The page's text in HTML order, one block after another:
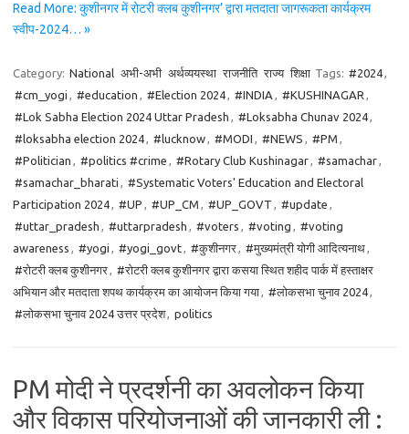
Read More: कुशीनगर में रोटरी क्लब कुशीनगर’ द्वारा मतदाता जागरूकता कार्यक्रम
स्वीप-2024… »
Category: National अभी-अभी अर्थव्ययस्था राजनीति राज्य शिक्षा Tags: #2024,
#cm_yogi , #education , #Election 2024, #INDIA , #KUSHINAGAR ,
#Lok Sabha Election 2024 Uttar Pradesh , #Loksabha Chunav 2024,
#loksabha election 2024, #lucknow, #MODI , #NEWS , #PM ,
#Politician , #politics #crime , #Rotary Club Kushinagar, #samachar,
#samachar_bharati , #Systematic Voters' Education and Electoral
Participation 2024, #UP , #UP_CM , #UP_GOVT , #update ,
#uttar_pradesh , #uttarpradesh , #voters , #voting , #voting
awareness , #yogi , #yogi_govt, #कुशीनगर, #मुख्यमंत्री योगी आदित्यनाथ,
#रोटरी क्लब कुशीनगर, #रोटरी क्लब कुशीनगर द्वारा कसया स्थित शहीद पार्क में हस्ताक्षर
अभियान और मतदाता शपथ कार्यक्रम का आयोजन किया गया, #लोकसभा चुनाव 2024,
#लोकसभा चुनाव 2024 उत्तर प्रदेश, politics
PM मोदी ने प्रदर्शनी का अवलोकन किया
और विकास परियोजनाओं की जानकारी ली :